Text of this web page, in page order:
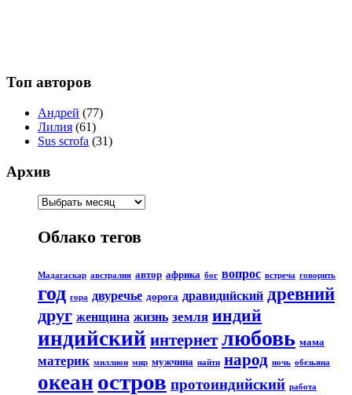
Топ авторов
Андрей (77)
Лилия (61)
Sus scrofa (31)
Архив
Облако тегов
Мадагаскар австралия автор африка бог вопрос встреча говорить
год гора двуречье дорога дравидийский древний
друг женщина жизнь земля индий
индийский интернет любовь мама
материк миллион мир мужчина найти народ ночь обезьяна
океан остров протоиндийский работа